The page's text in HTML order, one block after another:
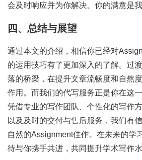
会及时响应并为你解决。你的满意是
四、总结与展望
通过本文的介绍，相信你已经对
的运用技巧有了更加深入的了解。过
落的桥梁，在提升文章流畅度和自然
作用。而我们的代写服务正是你在这
凭借专业的写作团队、个性化的写作
以及及时的交付与售后服务，我们有
自然的Assignment佳作。在未来的学
待与你携手共进，共同提升学术写作水